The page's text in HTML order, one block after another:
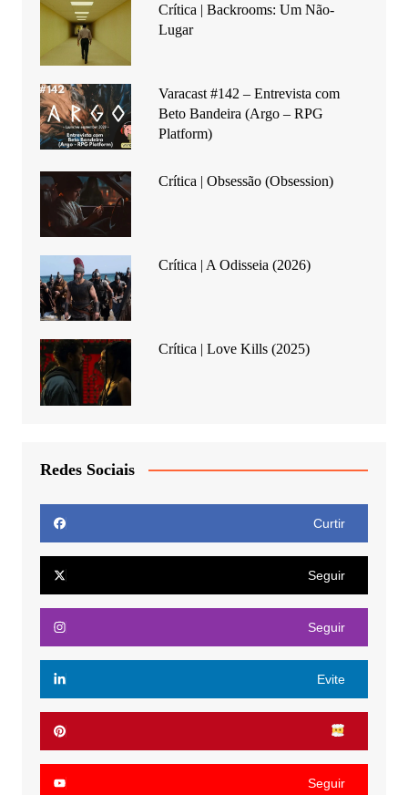
Crítica | Backrooms: Um Não-
Lugar
Varacast #142 – Entrevista com
Beto Bandeira (Argo – RPG
Platform)
Crítica | Obsessão (Obsession)
Crítica | A Odisseia (2026)
Crítica | Love Kills (2025)
Redes Sociais
Curtir
Seguir
Seguir
Evite
Seguir